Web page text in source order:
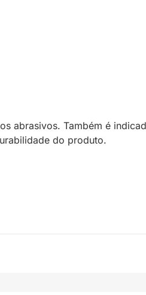
abrasivos. Também é
do produto.